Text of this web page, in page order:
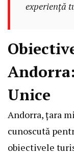
experiență
Unice
Andorra, țara
cunoscută
obiectivele